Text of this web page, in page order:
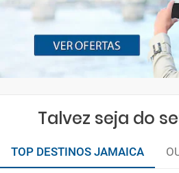
Talvez seja do
TOP DESTINOS JAMAICA